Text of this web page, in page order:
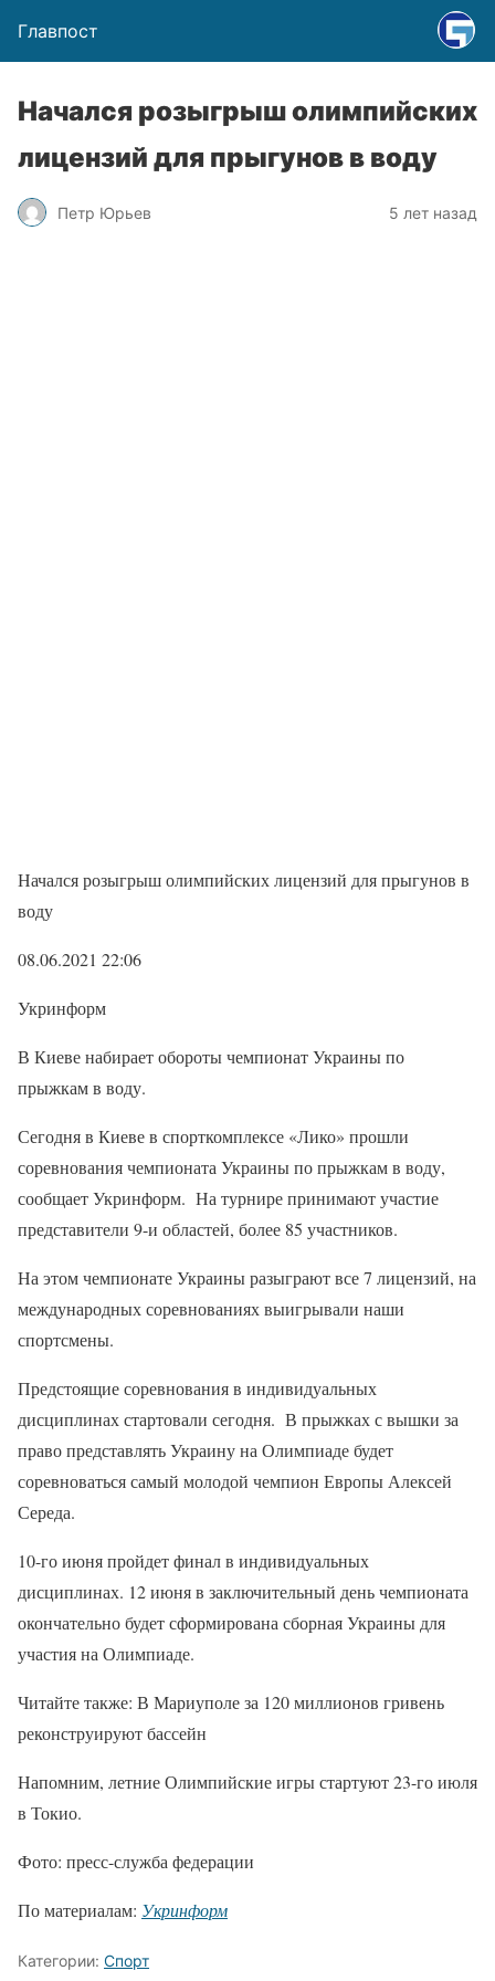
Главпост
Начался розыгрыш олимпийских
лицензий для прыгунов в воду
Петр Юрьев 5 лет назад
Начался розыгрыш олимпийских лицензий для прыгунов в
воду
08.06.2021 22:06
Укринформ
В Киеве набирает обороты чемпионат Украины по
прыжкам в воду.
Сегодня в Киеве в спорткомплексе «Лико» прошли
соревнования чемпионата Украины по прыжкам в воду,
сообщает Укринформ. На турнире принимают участие
представители 9-и областей, более 85 участников.
На этом чемпионате Украины разыграют все 7 лицензий, на
международных соревнованиях выигрывали наши
спортсмены.
Предстоящие соревнования в индивидуальных
дисциплинах стартовали сегодня. В прыжках с вышки за
право представлять Украину на Олимпиаде будет
соревноваться самый молодой чемпион Европы Алексей
Середа.
10-го июня пройдет финал в индивидуальных
дисциплинах. 12 июня в заключительный день чемпионата
окончательно будет сформирована сборная Украины для
участия на Олимпиаде.
Читайте также: В Мариуполе за 120 миллионов гривень
реконструируют бассейн
Напомним, летние Олимпийские игры стартуют 23-го июля
в Токио.
Фото: пресс-служба федерации
По материалам: Укринформ
Категории: Спорт